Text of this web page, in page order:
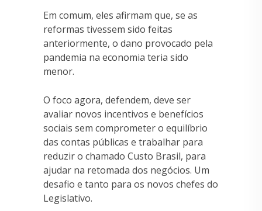
Em comum, eles afirmam que, se as
reformas tivessem sido feitas
anteriormente, o dano provocado pela
pandemia na economia teria sido
menor.
O foco agora, defendem, deve ser
avaliar novos incentivos e benefícios
sociais sem comprometer o equilíbrio
das contas públicas e trabalhar para
reduzir o chamado Custo Brasil, para
ajudar na retomada dos negócios. Um
desafio e tanto para os novos chefes do
Legislativo.